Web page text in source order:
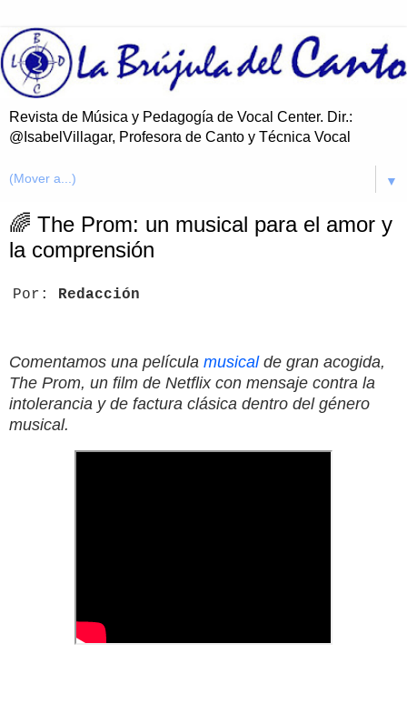
Revista de Música y Pedagogía de Vocal Center. Dir.:
@IsabelVillagar, Profesora de Canto y Técnica Vocal
▼
🌈 The Prom: un musical para el amor y
la comprensión
Por: Redacción
Comentamos una película musicalde gran acogida,
The Prom, un film de Netflix con mensaje contra la
intolerancia y de factura clásica dentro del género
musical.